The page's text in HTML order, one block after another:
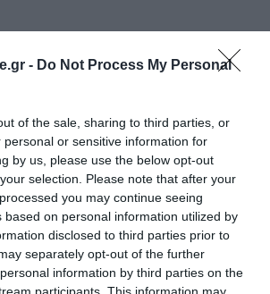
- Do Not Process My Personal
of the sale, sharing to third parties, or
personal or sensitive information for
by us, please use the below opt-out
selection. Please note that after your
you may continue seeing
based on personal information utilized by
disclosed to third parties prior to
separately opt-out of the further
information by third parties on the